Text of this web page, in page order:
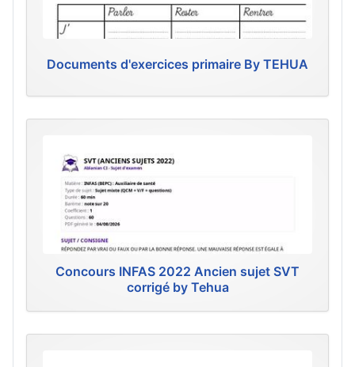
Documents d'exercices primaire By TEHUA
Concours INFAS 2022 Ancien sujet SVT
corrigé by Tehua